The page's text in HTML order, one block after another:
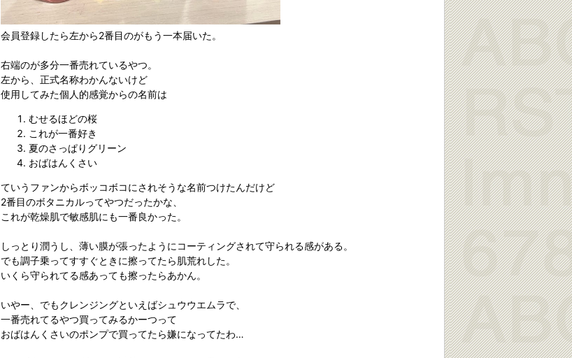
会員登録したら左から2番目のがもう一本届いた。
右端のが多分一番売れているやつ。
左から、正式名称わかんないけど
使用してみた個人的感覚からの名前は
むせるほどの桜
これが一番好き
夏のさっぱりグリーン
おばはんくさい
ていうファンからボッコボコにされそうな名前つけたんだけど
2番目のボタニカルってやつだったかな、
これが乾燥肌で敏感肌にも一番良かった。
しっとり潤うし、薄い膜が張ったようにコーティングされて守られる感がある。
でも調子乗ってすすぐときに擦ってたら肌荒れした。
いくら守られてる感あっても擦ったらあかん。
いやー、でもクレンジングといえばシュウウエムラで、
一番売れてるやつ買ってみるかーつって
おばはんくさいのポンプで買ってたら嫌になってたわ…